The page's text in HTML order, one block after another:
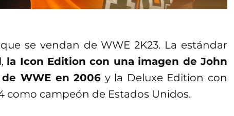
se vendan de WWE 2K23. La estándar
la Icon Edition con una imagen de John
WWE en 2006 y la Deluxe Edition con
como campeón de Estados Unidos.